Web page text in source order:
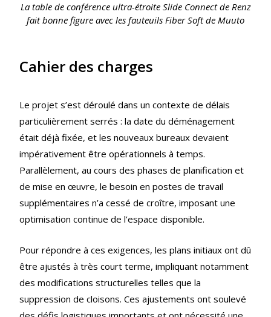
La table de conférence ultra-étroite Slide Connect de Renz
fait bonne figure avec les fauteuils Fiber Soft de Muuto
Cahier des charges
Le projet s’est déroulé dans un contexte de délais
particulièrement serrés : la date du déménagement
était déjà fixée, et les nouveaux bureaux devaient
impérativement être opérationnels à temps.
Parallèlement, au cours des phases de planification et
de mise en œuvre, le besoin en postes de travail
supplémentaires n’a cessé de croître, imposant une
optimisation continue de l’espace disponible.
Pour répondre à ces exigences, les plans initiaux ont dû
être ajustés à très court terme, impliquant notamment
des modifications structurelles telles que la
suppression de cloisons. Ces ajustements ont soulevé